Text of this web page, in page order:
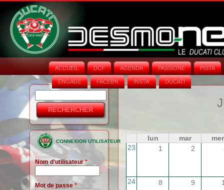
ACCUEIL DCF AGENDA PASSIONE PISTA
ENGAGE FACEB'K INSTA‘ DUCATI
Formulaire
de
recherche
CONNEXION UTILISATEUR
Nom d'utilisateur*
Mot de passe *
lun mar
mer
23
1 2
24 8 9